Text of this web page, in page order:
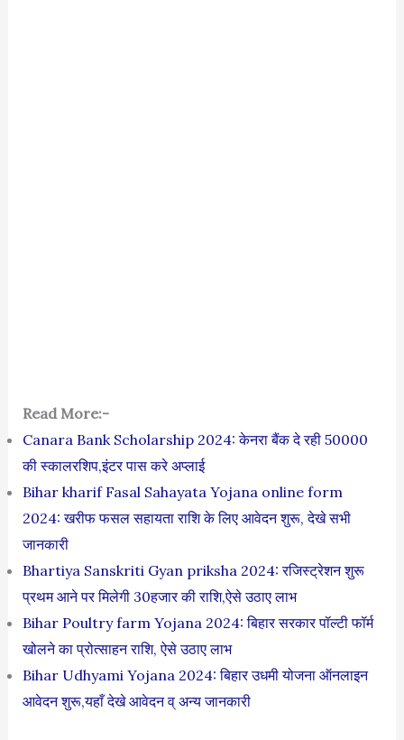
Read More:-
Canara Bank Scholarship 2024: केनरा बैंक दे रही 50000
की स्कालरशिप,इंटर पास करे अप्लाई
Bihar kharif Fasal Sahayata Yojana online form
2024: खरीफ फसल सहायता राशि के लिए आवेदन शुरू, देखे सभी
जानकारी
Bhartiya Sanskriti Gyan priksha 2024: रजिस्ट्रेशन शुरू
प्रथम आने पर मिलेगी 30हजार की राशि,ऐसे उठाए लाभ
Bihar Poultry farm Yojana 2024: बिहार सरकार पॉल्टी फॉर्म
खोलने का प्रोत्साहन राशि, ऐसे उठाए लाभ
Bihar Udhyami Yojana 2024: बिहार उधमी योजना ऑनलाइन
आवेदन शुरू,यहाँ देखे आवेदन व् अन्य जानकारी